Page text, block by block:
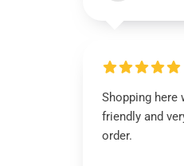
Shopping here
friendly and
order.